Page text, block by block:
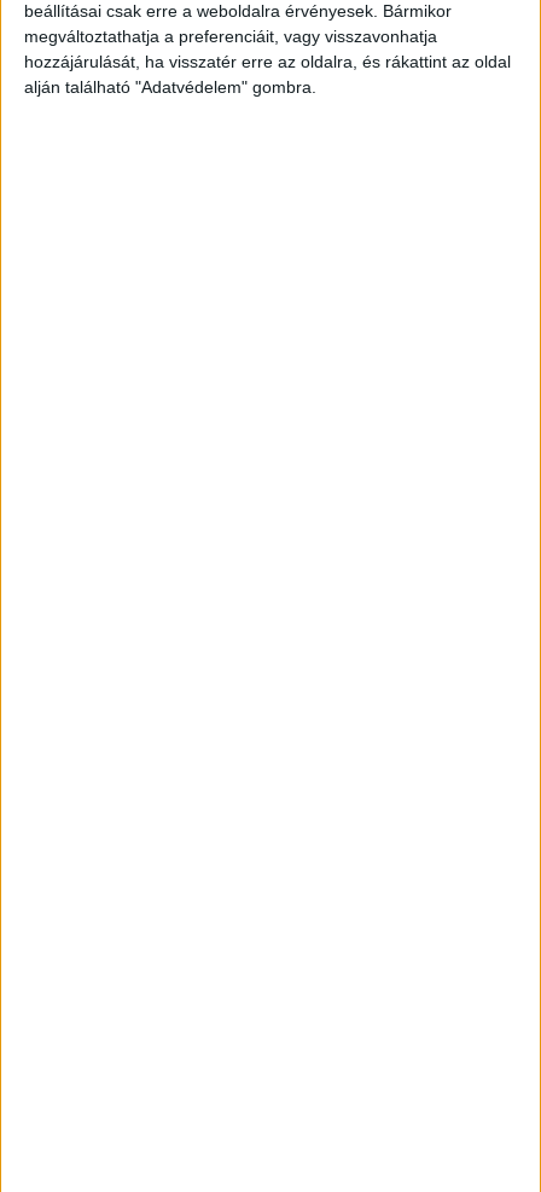
beállításai csak erre a weboldalra érvényesek. Bármikor
megváltoztathatja a preferenciáit, vagy visszavonhatja
hozzájárulását, ha visszatér erre az oldalra, és rákattint az oldal
alján található "Adatvédelem" gombra.
Kirepült az autóból
Melánia, aki hátul ült, nem volt bekötve. Kizuhant